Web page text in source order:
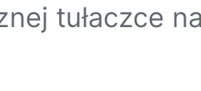
tułaczce